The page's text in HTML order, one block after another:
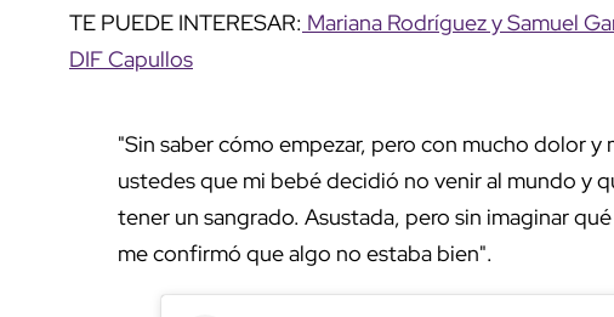
TE PUEDE INTERESAR: Mariana Rodríguez y Samuel
DIF Capullos
"Sin saber cómo empezar, pero con mucho dolor
ustedes que mi bebé decidió no venir al mundo y
tener un sangrado. Asustada, pero sin imaginar
me confirmó que algo no estaba bien".